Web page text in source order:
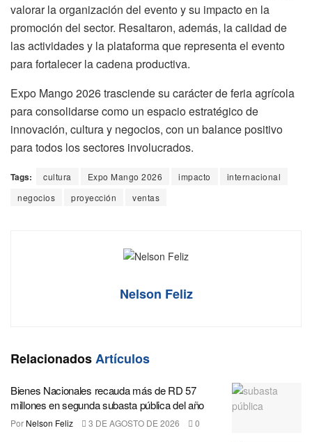
valorar la organización del evento y su impacto en la
promoción del sector. Resaltaron, además, la calidad de
las actividades y la plataforma que representa el evento
para fortalecer la cadena productiva.
Expo Mango 2026 trasciende su carácter de feria agrícola
para consolidarse como un espacio estratégico de
innovación, cultura y negocios, con un balance positivo
para todos los sectores involucrados.
Tags: cultura Expo Mango 2026 impacto
internacional
negocios
proyección ventas
Nelson Feliz
RelacionadosArtículos
Bienes Nacionales recauda más de RD 57
millones en segunda subasta pública del año
Por Nelson Feliz 3 DE AGOSTO DE 2026 0